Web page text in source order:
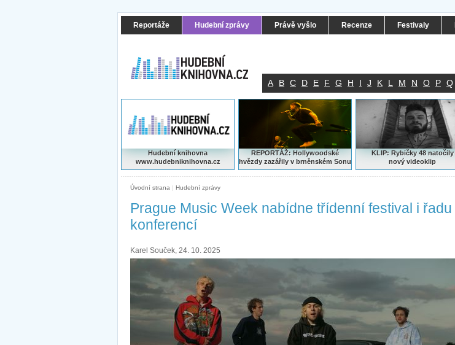
Reportáže Hudební zprávy Právě vyšlo Recenze Festivaly
A B C D E F G H I J K L M N O P Q
Hudební knihovna
www.hudebniknihovna.cz
REPORTÁŽ: Hollywoodské
hvězdy zazářily v brněnském Sonu
KLIP: Rybičky 48 natočily
nový videoklip
Úvodní strana | Hudební zprávy
Prague Music Week nabídne třídenní festival i řadu
konferencí
Karel Souček, 24. 10. 2025